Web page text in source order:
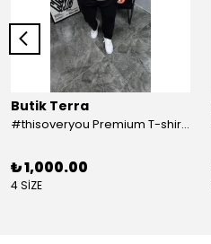
Butik Terra
#thisoveryou Premium T-shirt Beyaz
₺ 1,000.00
4 SİZE